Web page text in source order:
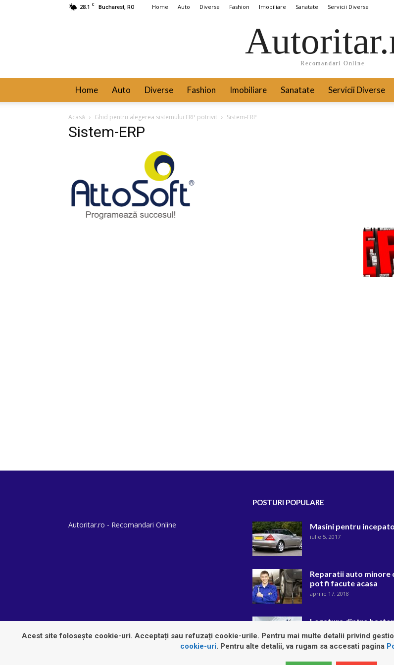
28.1 C Bucharest, RO Home Auto Diverse Fashion Imobiliare Sanatate Servicii Diverse
Recomandari Online
Home Auto Diverse Fashion Imobiliare Sanatate Servicii Diverse
Acasă Ghid pentru alegerea sistemului ERP potrivit Sistem-ERP
Sistem-ERP
Autoritar.ro - Recomandari Online
POSTURI POPULARE
Masini pentru
iulie 5, 2017
Reparatii auto minore
pot fi facute acasa
aprilie 17, 2018
Legatura dintre
din gura si starea
de sanatate
noiembrie 27, 2018
Acest site folosește cookie-uri. Acceptați sau refuzați cookie-urile. Pentru mai multe detalii privind
cookie-uri. Pentru alte detalii, va rugam sa accesati pagina